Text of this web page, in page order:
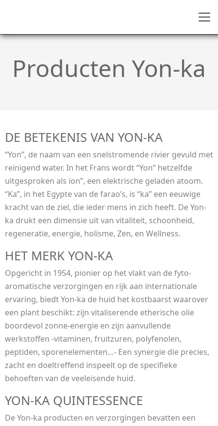
Producten Yon-ka
DE BETEKENIS VAN YON-KA
“Yon”, de naam van een snelstromende rivier gevuld met
reinigend water. In het Frans wordt “Yon” hetzelfde
uitgesproken als ïon”, een elektrische geladen atoom.
“Ka”, in het Egypte van de farao’s, is “ka” een eeuwige
kracht van de ziel, die ieder mens in zich heeft. De Yon-
ka drukt een dimensie uit van vitaliteit, schoonheid,
regeneratie, energie, holisme, Zen, en Wellness.
HET MERK YON-KA
Opgericht in 1954, pionier op het vlakt van de fyto-
aromatische verzorgingen en rijk aan internationale
ervaring, biedt Yon-ka de huid het kostbaarst waarover
een plant beschikt: zijn vitaliserende etherische olie
boordevol zonne-energie en zijn aanvullende
werkstoffen -vitaminen, fruitzuren, polyfenolen,
peptiden, sporenelementen…- Een synergie die precies,
zacht en doeltreffend inspeelt op de specifieke
behoeften van de veeleisende huid.
YON-KA QUINTESSENCE
De Yon-ka producten en verzorgingen bevatten een